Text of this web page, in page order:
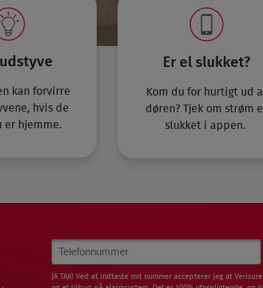
kan forvirre
hvis de
er hjemme.
Er el slukket?
Kom du for hurtigt ud
døren? Tjek om strøm
slukket i appen.
Phone
Number
JA TAK! Ved at indtaste mit nummer accepterer jeg at